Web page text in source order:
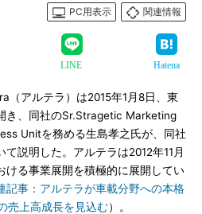
PC用表示
関連情報
LINE Hatena
（アルテラ）は2015年1月8日、東
き、同社のSr.Stragetic Marketing
Unitを務める生島孝之氏が、同社
説明した。アルテラは2012年11月
ける事業展開を積極的に展開してい
記事：アルテラが車載分野への本格
売上高成長を見込む）。